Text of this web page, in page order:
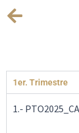
1er. Trimestre
1.-